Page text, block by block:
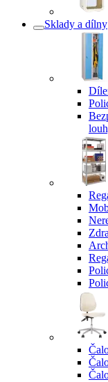
Sklady a dílny